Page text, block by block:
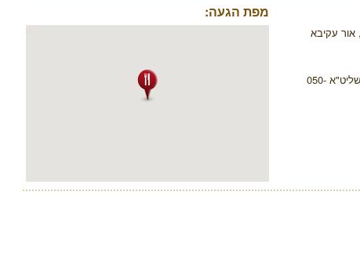
הרב אברהם בן חיים שליט"א 050-
מפת הגעה: